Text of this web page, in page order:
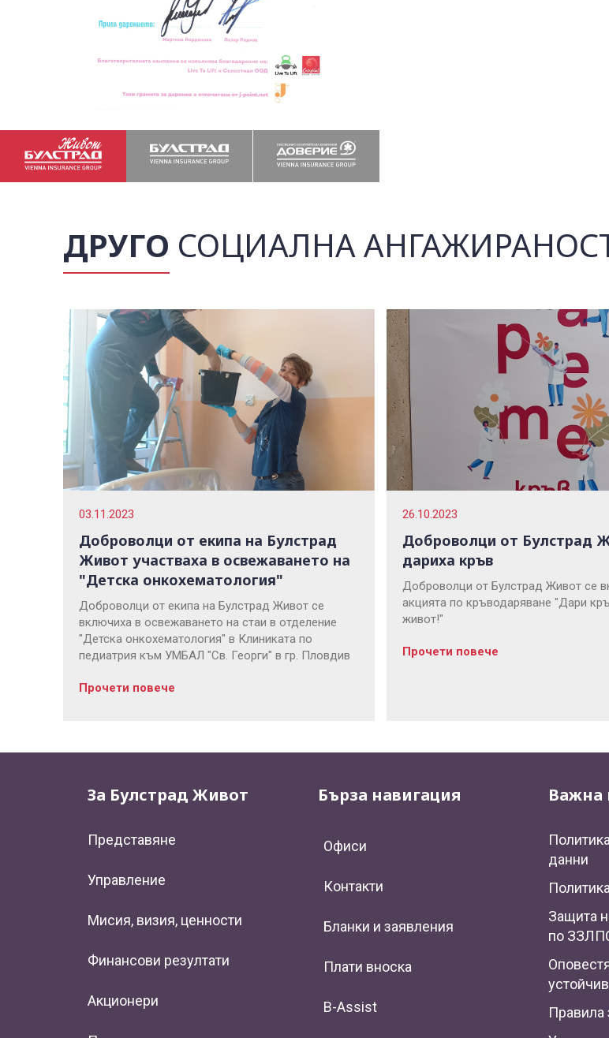
ДРУГО СОЦИАЛНА
03.11.2023
Доброволци от екипа на Булстрад
Живот участваха в освежаването на
"Детска онкохематология"
Доброволци от екипа на Булстрад Живот се
включиха в освежаването на стаи в отделение
"Детска онкохематология" в Клиниката по
педиатрия към УМБАЛ "Св. Георги" в гр. Пловдив
Прочети повече
26.10.2023
Доброволци от Булстрад
дариха кръв
Доброволци от Булстрад Живот се
акцията по кръводаряване "Дари
живот!"
Прочети повече
За Булстрад Живот
Представяне
Управление
Мисия, визия, ценности
Финансови резултати
Акционери
Бърза навигация
Офиси
Контакти
Бланки и заявления
Плати вноска
B-Assist
Важна
данни
Защита
по